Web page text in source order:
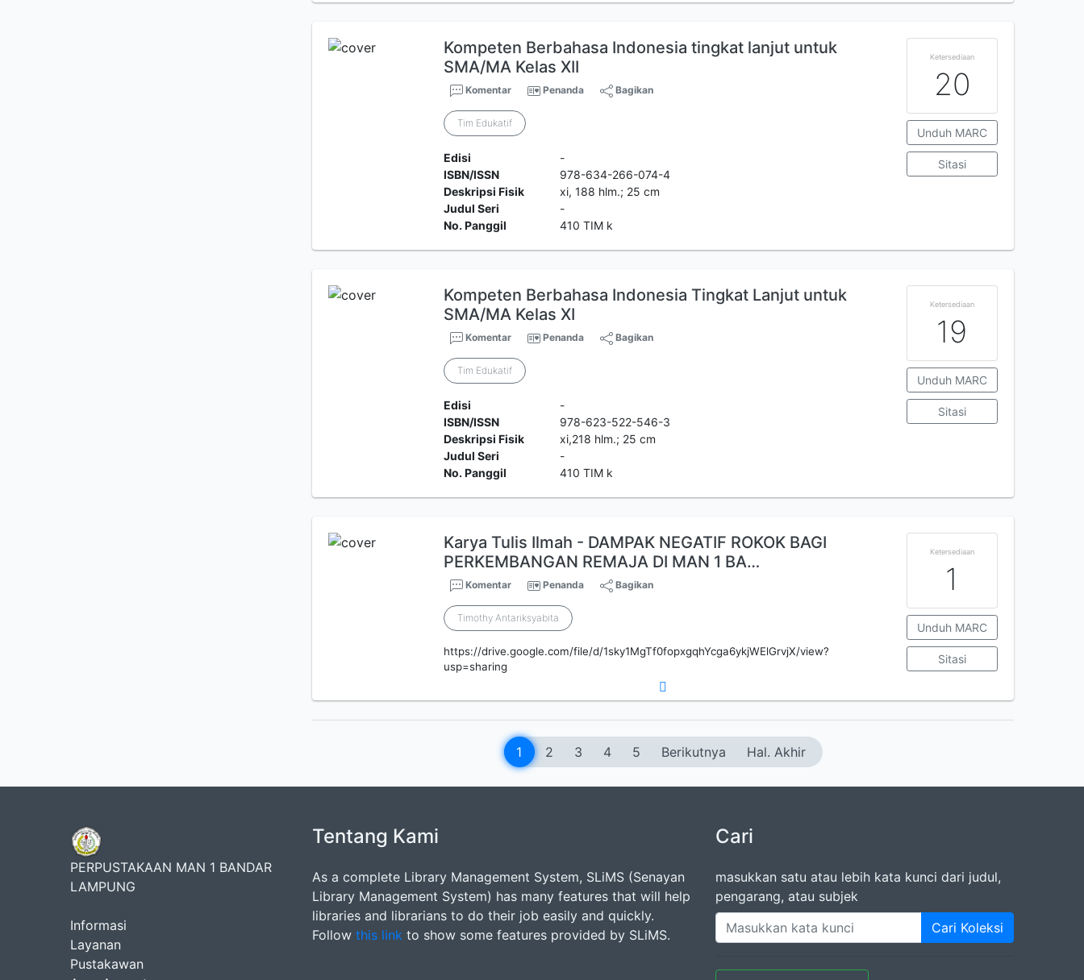
Kompeten Berbahasa Indonesia tingkat lanjut untuk
SMA/MA Kelas XII
Komentar Penanda Bagikan
Tim Edukatif
Edisi
-
ISBN/ISSN
978-634-266-074-4
Deskripsi Fisik
xi, 188 hlm.; 25 cm
Judul Seri
-
No. Panggil
410 TIM k
Ketersediaan
20
Unduh MARC
Sitasi
Kompeten Berbahasa Indonesia Tingkat Lanjut untuk
SMA/MA Kelas XI
Komentar Penanda Bagikan
Tim Edukatif
Edisi
-
ISBN/ISSN
978-623-522-546-3
Deskripsi Fisik
xi,218 hlm.; 25 cm
Judul Seri
-
No. Panggil
410 TIM k
Ketersediaan
19
Unduh MARC
Sitasi
Karya Tulis Ilmah - DAMPAK NEGATIF ROKOK BAGI
PERKEMBANGAN REMAJA DI MAN 1 BA…
Komentar Penanda Bagikan
Timothy Antariksyabita
https://drive.google.com/file/d/1sky1MgTf0fopxgqhYcga6ykjWElGrvjX/view?
usp=sharing
Ketersediaan
1
Unduh MARC
Sitasi
1 2 3 4 5 Berikutnya Hal. Akhir
PERPUSTAKAAN MAN 1 BANDAR
LAMPUNG
Informasi
Layanan
Pustakawan
Tentang Kami
As a complete Library Management System, SLiMS (Senayan
Library Management System) has many features that will help
libraries and librarians to do their job easily and quickly.
Follow this link to show some features provided by SLiMS.
Cari
masukkan satu atau lebih kata kunci dari judul,
pengarang, atau subjek
Cari Koleksi